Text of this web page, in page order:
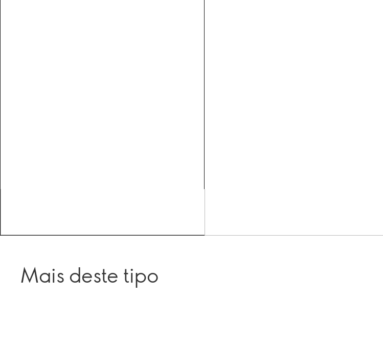
Mais deste tipo